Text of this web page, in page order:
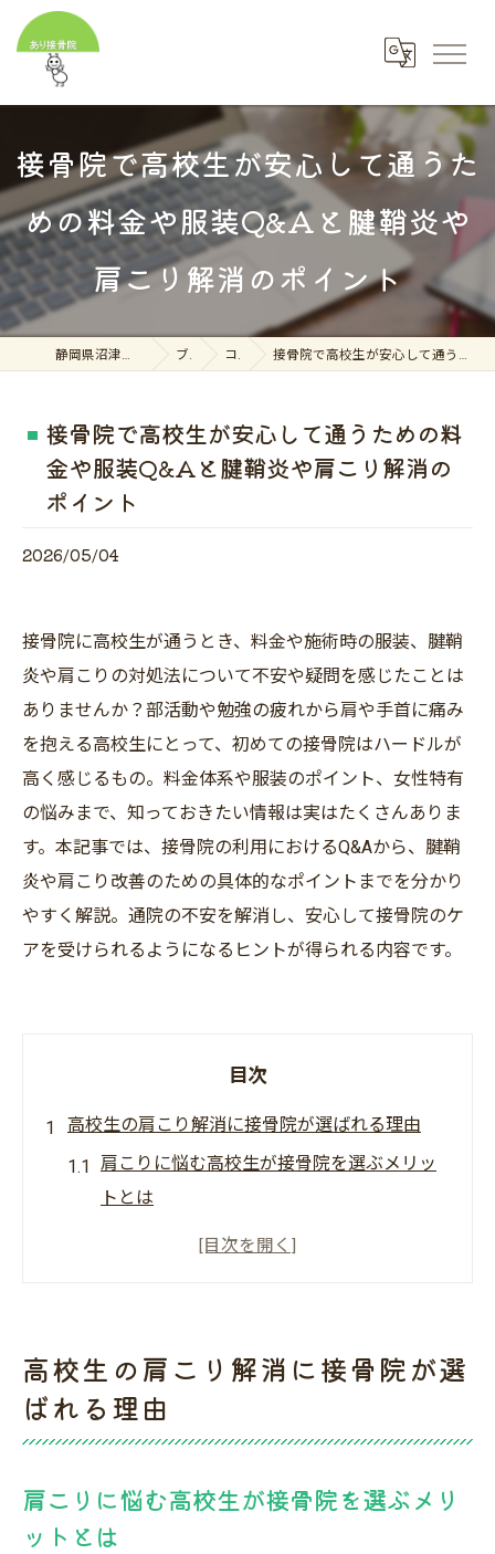
接骨院で高校生が安心して通うた
めの料金や服装Q&Aと腱鞘炎や
肩こり解消のポイント
静岡県沼津市の接骨院ならあり接骨院 ブログ コラム 接骨院で高校生が安心して通うための料金や服装Q&Aと腱鞘炎や肩こり解消のポイント
接骨院で高校生が安心して通うための料
金や服装Q&Aと腱鞘炎や肩こり解消の
ポイント
2026/05/04
接骨院に高校生が通うとき、料金や施術時の服装、腱鞘
炎や肩こりの対処法について不安や疑問を感じたことは
ありませんか？部活動や勉強の疲れから肩や手首に痛み
を抱える高校生にとって、初めての接骨院はハードルが
高く感じるもの。料金体系や服装のポイント、女性特有
の悩みまで、知っておきたい情報は実はたくさんありま
す。本記事では、接骨院の利用におけるQ&Aから、腱鞘
炎や肩こり改善のための具体的なポイントまでを分かり
やすく解説。通院の不安を解消し、安心して接骨院のケ
アを受けられるようになるヒントが得られる内容です。
目次
高校生の肩こり解消に接骨院が選ばれる理由
肩こりに悩む高校生が接骨院を選ぶメリッ
トとは
接骨院で高校生の肩こり解消が目指せる理
肩こりに強い接骨院が高校生に選ばれる背
景
解説
接骨院利用時の服装や女性の不安を徹底解説
高校生の肩こり解消に接骨院が選
ばれる理由
肩こりに悩む高校生が接骨院を選ぶメリ
ットとは